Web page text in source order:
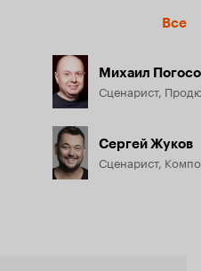
Все
Михаил
Сценарист,
Сергей Жуков
Сценарист,